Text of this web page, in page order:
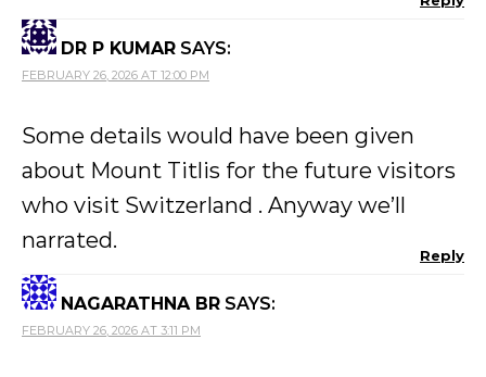
DR P KUMAR SAYS:
FEBRUARY 26, 2026 AT 12:00 PM
Some details would have been given
about Mount Titlis for the future visitors
who visit Switzerland . Anyway we’ll
narrated.
Reply
NAGARATHNA BR SAYS:
FEBRUARY 26, 2026 AT 3:11 PM